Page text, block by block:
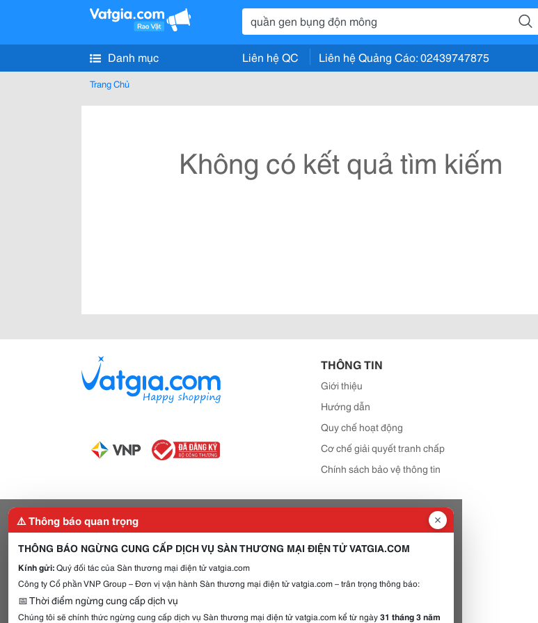
Danh mục Liên hệ QC Liên hệ Quảng Cáo: 02439747875
Trang Chủ
Không có kết quả tìm kiếm
THÔNG TIN
Giới thiệu
Hướng dẫn
Quy chế hoạt động
Cơ chế giải quyết tranh chấp
Chính sách bảo vệ thông tin
⚠️ Thông báo quan trọng
THÔNG BÁO NGỪNG CUNG CẤP DỊCH VỤ SÀN THƯƠNG MẠI ĐIỆN TỬ VATGIA.COM
Kính gửi:Quý đối tác của Sàn thương mại điện tử vatgia.com
Công ty Cổ phần VNP Group – Đơn vị vận hành Sàn thương mại điện tử vatgia.com – trân trọng thông báo:
📅 Thời điểm ngừng cung cấp dịch vụ
Chúng tôi sẽ chính thức ngừng cung cấp dịch vụ Sàn thương mại điện tử vatgia.com kể từ ngày31 tháng 3 năm